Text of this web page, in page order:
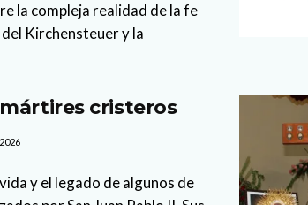
la compleja realidad de la fe
Kirchensteuer y la
cristeros
y el legado de algunos de